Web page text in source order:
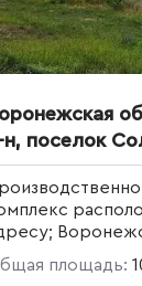
н, поселок
р-н,
ул
площадь: